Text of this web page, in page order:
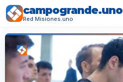
campogrande.uno
Red Misiones.uno